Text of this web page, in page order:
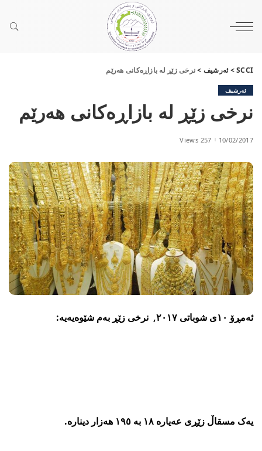
SCCI
>ئەرشیف >نرخی زێڕ لە بازاڕەکانی هەرێم
ئەرشیف
نرخی زێڕ لە بازاڕەکانی هەرێم
10/02/2017
257 Views
ئەمڕۆ ١٠ى شوباتی ٢٠١٧, نرخی زێڕ بەم شێوەیەیە:
یەک مسقاڵ زێڕی عەیارە ١٨ بە ١٩٥ هەزار دینارە.